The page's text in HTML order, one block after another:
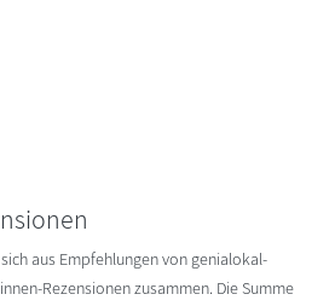
aus Empfehlungen von genialokal-
Rezensionen zusammen. Die Summe